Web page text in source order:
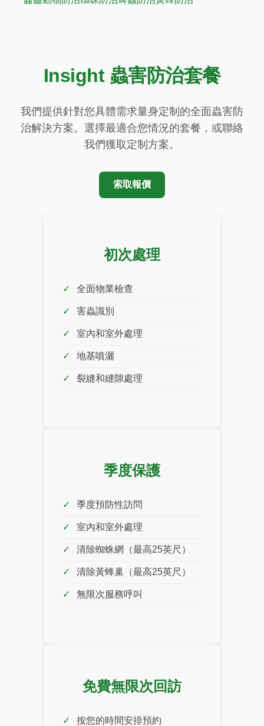
Insight 蟲害防治套餐
我們提供針對您具體需求量身定制的全面蟲害防
治解決方案。選擇最適合您情況的套餐，或聯絡
我們獲取定制方案。
索取報價
初次處理
全面物業檢查
害蟲識別
室內和室外處理
地基噴灑
裂縫和縫隙處理
季度保護
季度預防性訪問
室內和室外處理
清除蜘蛛網（最高25英尺）
清除黃蜂巢（最高25英尺）
無限次服務呼叫
免費無限次回訪
按您的時間安排預約